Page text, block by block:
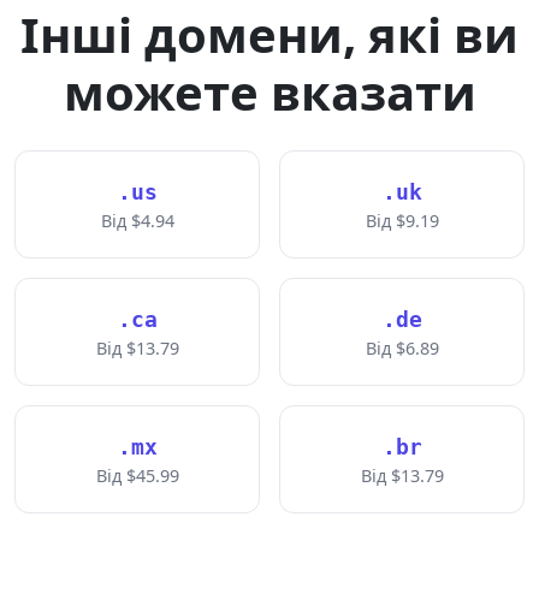
Інші домени, які ви
можете вказати
.us
Від $4.94
.uk
Від $9.19
.ca
Від $13.79
.de
Від $6.89
.mx
Від $45.99
.br
Від $13.79